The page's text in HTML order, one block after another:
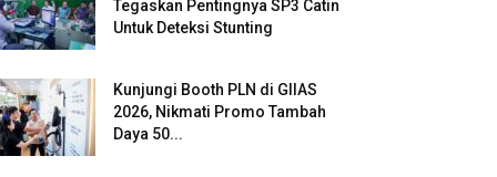
Tegaskan Pentingnya SP3 Catin
Untuk Deteksi Stunting
Kunjungi Booth PLN di GIIAS
2026, Nikmati Promo Tambah
Daya 50...